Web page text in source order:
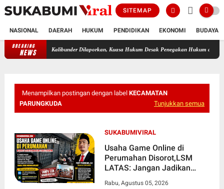
SITEMAP
NASIONAL DAERAH HUKUM PENDIDIKAN EKONOMI BUDAYA
BREAKING
NEWS Diduga Terlibat Perselingkuhan, Oknum Guru ASN di Kalibunder
Menampilkan postingan dengan label KECAMATAN
PARUNGKUDA
Tunjukkan semua
SUKABUMIVIRAL
Usaha Game Online di
Perumahan Disorot,LSM
LATAS: Jangan Jadikan
Rabu, Agustus 05, 2026